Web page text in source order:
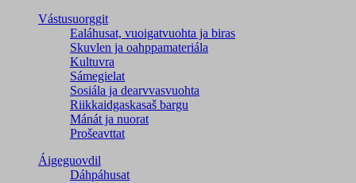
Vástusuorggit
Ealáhusat, vuoigatvuohta ja biras
Skuvlen ja oahppamateriála
Kultuvra
Sámegielat
Sosiála ja dearvvasvuohta
Riikkaidgaskasaš bargu
Mánát ja nuorat
Prošeavttat
Áigeguovdil
Dáhpáhusat